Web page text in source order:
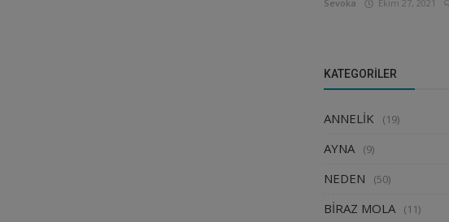
Sevoka Ekim 27, 2021
KATEGORILER
ANNELİK (19)
AYNA (9)
NEDEN (50)
BİRAZ MOLA (11)